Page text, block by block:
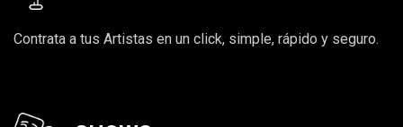
Contrata a tus Artistas en un click, simple, rápido y seguro.